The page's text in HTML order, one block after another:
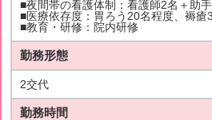
■夜間帯の看護体制：看護師2名＋助
■医療依存度：胃ろう20名程度、褥瘡
■教育・研修：院内研修
勤務形態
2交代
勤務時間